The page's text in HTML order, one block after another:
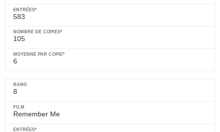
583
105
6
8
Remember Me